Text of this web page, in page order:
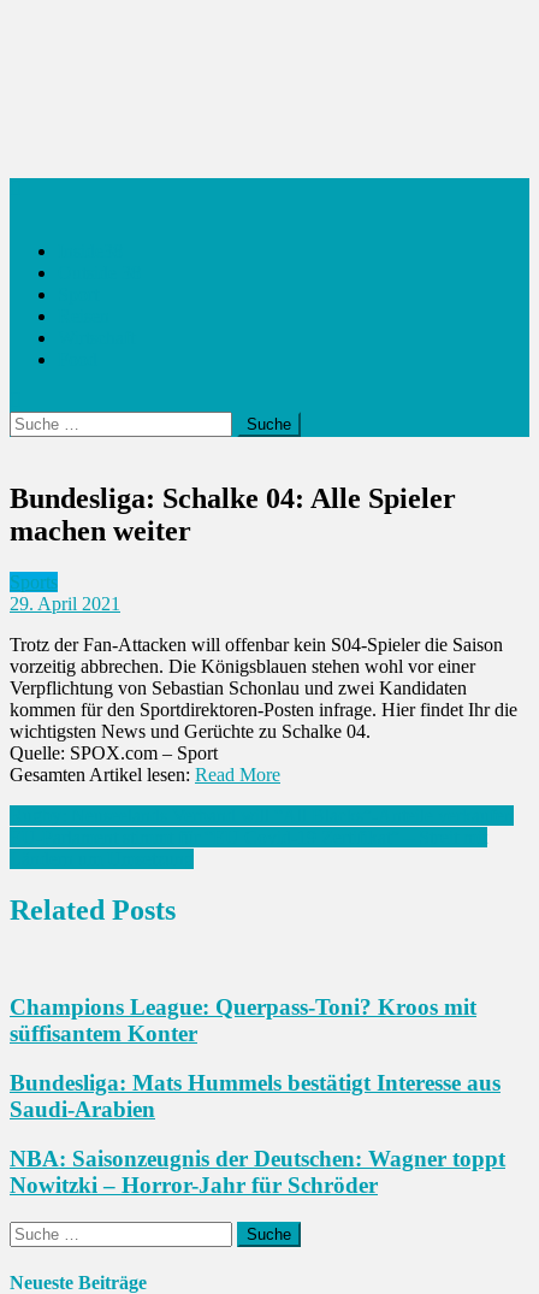
Suche
nach:
Bundesliga: Schalke 04: Alle Spieler
machen weiter
Sports
29. April 2021
Trotz der Fan-Attacken will offenbar kein S04-Spieler die Saison
vorzeitig abbrechen. Die Königsblauen stehen wohl vor einer
Verpflichtung von Sebastian Schonlau und zwei Kandidaten
kommen für den Sportdirektoren-Posten infrage. Hier findet Ihr die
wichtigsten News und Gerüchte zu Schalke 04.
Quelle: SPOX.com – Sport
Gesamten Artikel lesen: Read More
Beitrags-
Navigation
Related Posts
Champions League: Querpass-Toni? Kroos mit
süffisantem Konter
Bundesliga: Mats Hummels bestätigt Interesse aus
Saudi-Arabien
NBA: Saisonzeugnis der Deutschen: Wagner toppt
Nowitzki – Horror-Jahr für Schröder
Suche
nach:
Neueste Beiträge